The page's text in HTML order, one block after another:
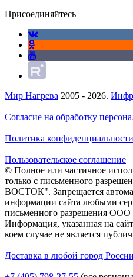
Присоединяйтесь
Мир Нагрева 2005 - 2026.
Согласие на обработку
Политика конфиденциальности
Пользовательское соглашение
© Полное или частичное
только с письменного
ВОСТОК". Запрещается
информации сайта любыми
письменного разрешения
Информация, указанная на
коем случае не является
Доставка в любой город